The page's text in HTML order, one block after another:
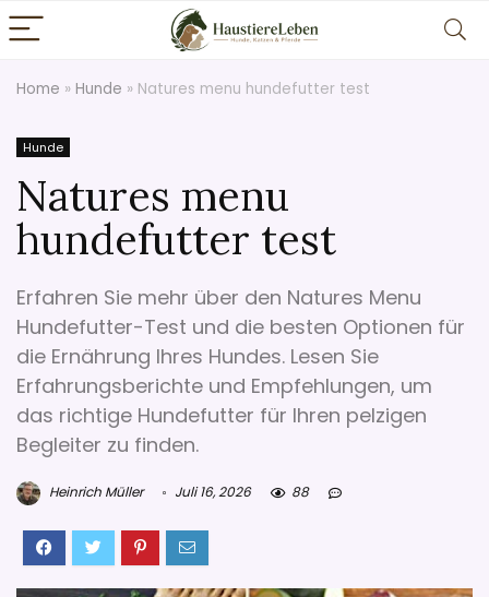
Home » Hunde » Natures menu hundefutter test
Hunde
Natures menu
hundefutter test
Erfahren Sie mehr über den Natures Menu
Hundefutter-Test und die besten Optionen für
die Ernährung Ihres Hundes. Lesen Sie
Erfahrungsberichte und Empfehlungen, um
das richtige Hundefutter für Ihren pelzigen
Begleiter zu finden.
Heinrich Müller Juli 16, 2026 88